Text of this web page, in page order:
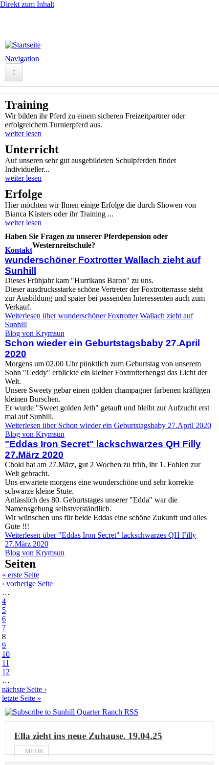
Direkt zum Inhalt
Navigation
Ranch
News
Foxtrotter
Verkaufspferde
Unsere Preise
Kontakt
Training
Wir bilden ihr Pferd zu einem sicheren Freizeitpartner oder
erfolgreichem Turnierpferd aus.
weiter lesen
Unterricht
Auf unseren sehr gut ausgebildeten Schulpferden findet
Individueller...
weiter lesen
Erfolge
Hier möchten wir Ihnen einige Erfolge die durch Showen von
Bianca Küsters oder ihr Training ...
weiter lesen
Haben Sie Fragen zu unserer Pferdepension oder
Westernreitschule?
Kontakt
wunderschöner Foxtrotter Wallach zieht auf
Sunhill
Dieses Frühjahr kam "Hurrikans Baron" zu uns.
Dieser ausdrucksstarke schöne Vertreter der Foxtrotterrasse steht
zur Ausbildung und später bei passenden Interessenten auch zum
Verkauf.
Weiterlesen über wunderschöner Foxtrotter Wallach zieht auf
Sunhill
Blog von Krymsun
Schon wieder ein Geburtstagsbaby 27.April
2020
Morgens um 02.00 Uhr pünktlich zum Geburtstag von unserem
Sohn "Ceddy" erblickte ein kleiner Foxtrotterhengst das Licht der
Welt.
Unsere Sweety gebar einen golden champagner farbenen kräftigen
kleinen Burschen.
Er wurde "Sweet golden Jeth" getauft und bleibt zur Aufzucht erst
mal auf Sunhill.
Weiterlesen über Schon wieder ein Geburtstagsbaby 27.April 2020
Blog von Krymsun
"Eddas Iron Secret" lackschwarzes QH Filly
27.März 2020
Choki hat am 27.März, gut 2 Wochen zu früh, ihr 1. Fohlen zur
Welt gebracht.
Uns erwartete morgens eine wunderschöne und sehr korrekte
schwarze kleine Stute.
Anlässlich des 80. Geburtstages unserer "Edda" war die
Namensgebung selbstverständlich.
Wir wünschen uns für beide Eddas eine schöne Zukunft und alles
Gute !!!
Weiterlesen über "Eddas Iron Secret" lackschwarzes QH Filly
27.März 2020
Blog von Krymsun
Seiten
« erste Seite
‹ vorherige Seite
…
4
5
6
7
8
9
10
11
12
…
nächste Seite ›
letzte Seite »
Ella zieht ins neue Zuhause. 19.04.25
MEHR